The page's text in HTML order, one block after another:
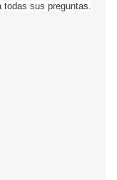
todas sus preguntas.